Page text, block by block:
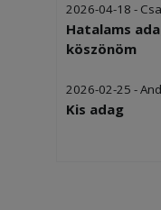
2026-04-18 -
Hatalams
köszönöm
2026-02-25 -
Kis adag